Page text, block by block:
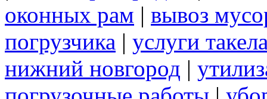
оконных рам | вывоз
погрузчика | услуги
нижний новгород |